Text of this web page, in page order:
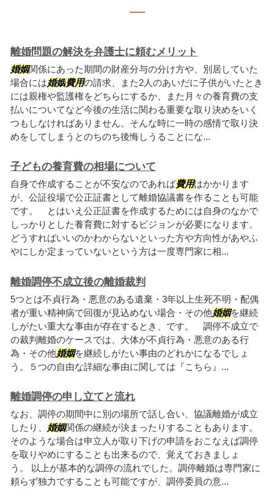
離婚問題の解決を弁護士に頼むメリット
婚姻関係にあった期間の財産分与の分け方や、別居していた
場合には婚姻費用の請求、また2人のあいだに子供がいたとき
には親権や監護権をどちらにするか、また月々の養育費の支
払いについてなど今後の生活に関わる重要な取り決めをいく
つもしなければありません。そんな時に一時の感情で取り決
めをしてしまうとのちのち後悔しうることにな...
子どもの養育費の相場について
自身で作成することが不安なのであれば費用はかかります
が、公証役場で公正証書として離婚協議書を作ることも可能
です。 とはいえ公正証書を作成するためには自身のなかで
しっかりとした養育費に対するビジョンが必要になります。
どうすればいいのかわからないといった方や方向性があやふ
やにしか定まっていないという方は一度専門家に相...
離婚調停不成立後の離婚裁判
5つとは不貞行為・悪意のある遺棄・3年以上生死不明・配偶
者が重い精神病で回復が見込めない場合・その他婚姻を継続
しがたい重大な事由が存在するとき、です。 調停不成立で
の裁判離婚のケースでは、大体が不貞行為・悪意のある行
為・その他婚姻を継続しがたい事由のどれかになるでしょ
う。５つの自由な詳細な事由に関しては『こちら』...
離婚調停の申し立てと流れ
なお、調停の期間中に別の場所で話し合い、協議離婚が成立
したり、 婚姻関係の継続が決まったりすることもあります。
そのような場合は申立人が取り下げの申請をおこなえば調停
を取りやめにすることも出来るので、覚えておきましょ
う。 以上が基本的な調停の流れでした。調停離婚は専門家に
頼らず独力ですることも可能ですが、調停委員の意...